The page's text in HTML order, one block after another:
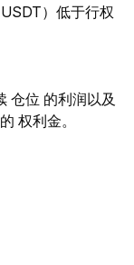
）低于行权
仓位 的利润以及
权利金。